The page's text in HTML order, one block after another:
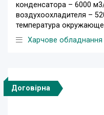
конденсатора – 6000
воздухоохладителя –
температура
Харчове обладнання
Договірна